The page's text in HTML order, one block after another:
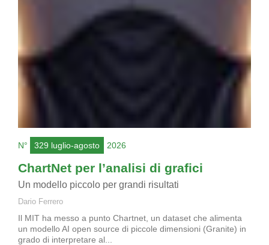
N° 329 luglio-agosto 2026
ChartNet per l’analisi di grafici
Un modello piccolo per grandi risultati
Dario Ferrero
Il MIT ha messo a punto Chartnet, un dataset che alimenta
un modello AI open source di piccole dimensioni (Granite) in
grado di interpretare al...